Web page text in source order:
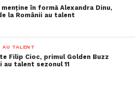
menține în formă Alexandra Dinu,
la Românii au talent
AU TALENT
Filip Cioc, primul Golden Buzz
au talent sezonul 11